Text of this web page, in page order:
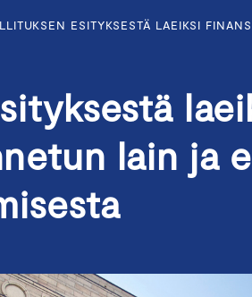
ESITYKSESTÄ LAEIKSI
lain ja